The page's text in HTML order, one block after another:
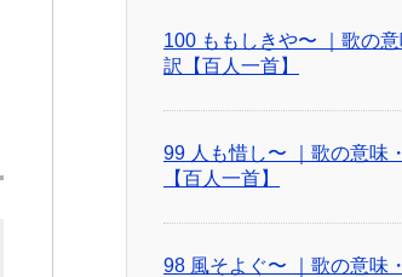
100 ももしきや〜 ｜歌の
訳【百人一首】
99 人も惜し〜 ｜歌の意味
【百人一首】
98 風そよぐ〜 ｜歌の意味